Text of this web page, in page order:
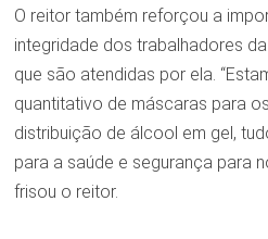
O reitor também reforçou a
integridade dos trabalhadores
que são atendidas por ela.
quantitativo de máscaras para
distribuição de álcool em gel,
para a saúde e segurança para
frisou o reitor.